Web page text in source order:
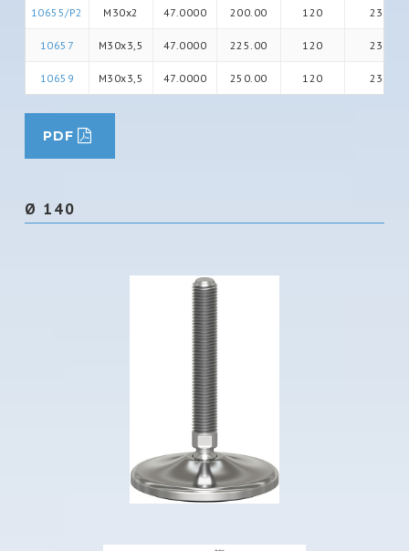
10655/P2 M30x2 47.0000 200.00 120 23
10657 M30x3,5 47.0000 225.00 120 23
10659 M30x3,5 47.0000 250.00 120 23
PDF
Ø 140